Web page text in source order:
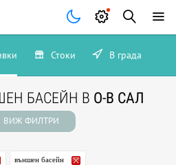
Стоки В града
БАСЕЙН В О-В САЛ
ВИЖ ФИЛТРИ
външен басейн